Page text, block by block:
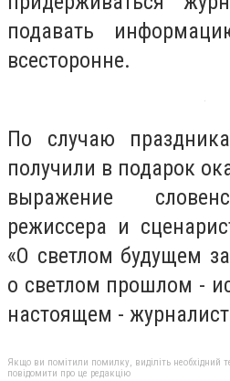
подавать
всесторонне.
По случаю
получили в подарок
выражение
режиссера и
«О светлом будущем
о светлом прошлом -
настоящем -
Якщо ви помітили помилку, виділіть необхідний
повідомити про це редакцію